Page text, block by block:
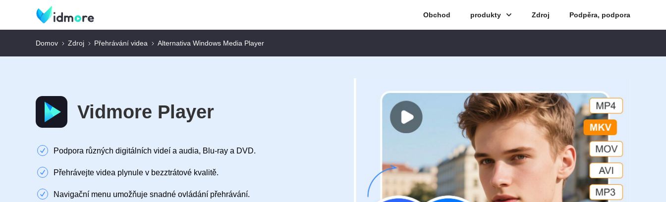
Obchod produkty Zdroj Podpěra, podpora
Domov Zdroj Přehrávání videa Alternativa Windows Media Player
Vidmore Player
Podpora různých digitálních videí a audia, Blu-ray a DVD.
Přehrávejte videa plynule v bezztrátové kvalitě.
Navigační menu umožňuje snadné ovládání přehrávání.